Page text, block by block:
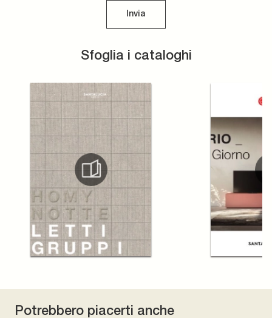
Sfoglia i cataloghi
Invia
Potrebbero piacerti anche